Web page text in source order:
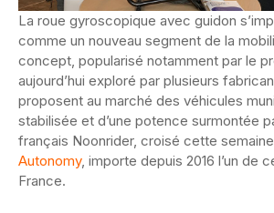
La roue gyroscopique avec guidon
comme un nouveau segment de la
concept, popularisé notamment par le
aujourd’hui exploré par plusieurs
proposent au marché des véhicules
stabilisée et d’une potence surmontée
français Noonrider, croisé cette
Autonomy, importe depuis 2016 l’un de
France.